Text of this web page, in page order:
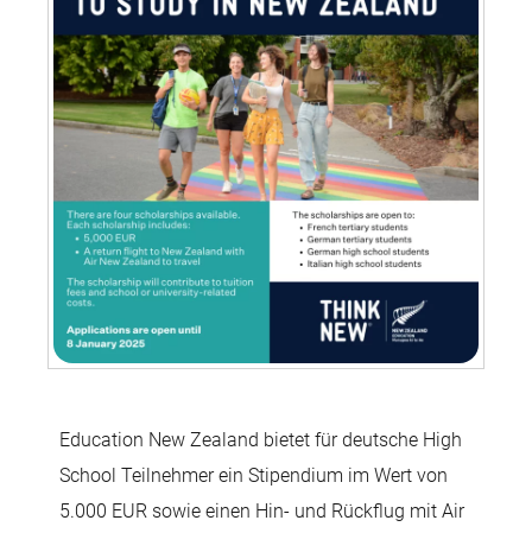
Education New Zealand bietet für deutsche High
School Teilnehmer ein Stipendium im Wert von
5.000 EUR sowie einen Hin- und Rückflug mit Air